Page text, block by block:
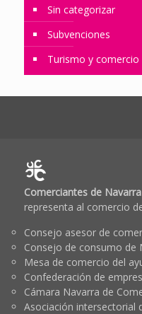
Sin categorizar
Subvenciones
Turismo y comercio
Comerciantes de
representa al comercio
Consejo asesor de
Consejo de consumo de
Mesa de comercio del
Confederación de
Cámara Navarra de
Asociación intersectorial